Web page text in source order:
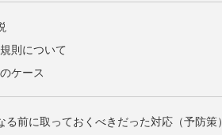
則について
ケース
る前に取っておくべきだった対応（予防策）